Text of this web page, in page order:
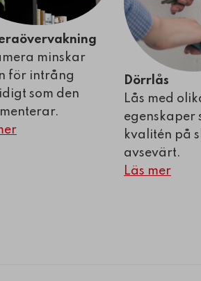
minskar
för intrång
som den
Dörrlås
Lås med
egenskaper
kvalitén på
avsevärt.
Läs mer